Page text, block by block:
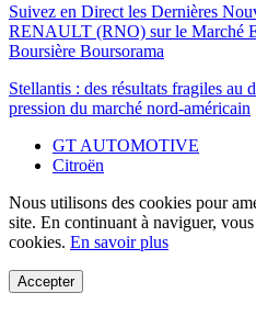
Suivez en Direct les Dernières
RENAULT (RNO) sur le Marché
Boursière Boursorama
Stellantis : des résultats fragiles au
pression du marché nord-américain
GT AUTOMOTIVE
Citroën
Nous utilisons des cookies pour
site. En continuant à naviguer,
cookies. En savoir plus
Accepter